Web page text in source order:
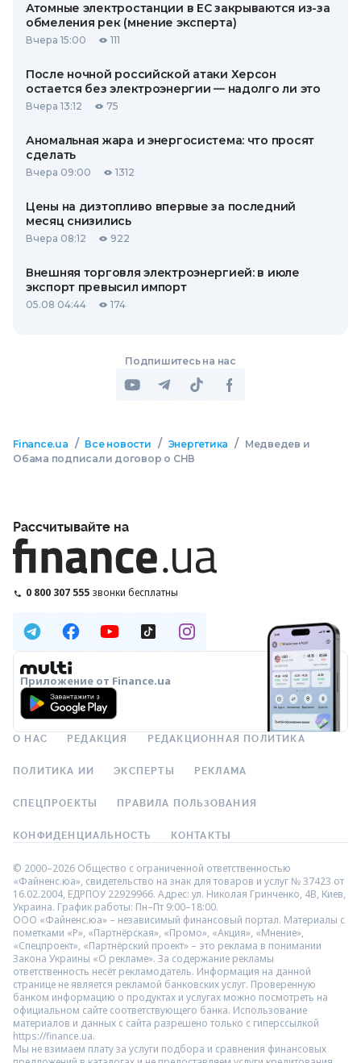
Атомные электростанции в ЕС закрываются из-за
обмеления рек (мнение эксперта)
Вчера 15:00 111
После ночной российской атаки Херсон
остается без электроэнергии — надолго ли это
Вчера 13:12 75
Аномальная жара и энергосистема: что просят
сделать
Вчера 09:00 1312
Цены на дизтопливо впервые за последний
месяц снизились
Вчера 08:12 922
Внешняя торговля электроэнергией: в июле
экспорт превысил импорт
05.08 04:44 174
Подпишитесь на нас
Finance.ua / Все новости / Энергетика /
Медведев и
Обама подписали договор о СНВ
Рассчитывайте на
0 800 307 555 звонки бесплатны
Приложение от Finance.ua
О НАС РЕДАКЦИЯ РЕДАКЦИОННАЯ ПОЛИТИКА
ПОЛИТИКА ИИ ЭКСПЕРТЫ РЕКЛАМА
СПЕЦПРОЕКТЫ ПРАВИЛА ПОЛЬЗОВАНИЯ
КОНФИДЕНЦИАЛЬНОСТЬ КОНТАКТЫ
© 2000–2026 Общество с ограниченной ответственностью
«Файненс.юа», свидетельство на знак для товаров и услуг № 37423 от
16.02.2004, ЕДРПОУ 22929966. Адрес: ул. Николая Гринченко, 4В, Киев,
Украина. График работы: Пн–Пт 9:00–18:00.
ООО «Файненс.юа» – независимый финансовый портал. Материалы с
пометками «Р», «Партнёрская», «Промо», «Акция», «Мнение»,
«Спецпроект», «Партнёрский проект» – это реклама в понимании
Закона Украины «О рекламе». За содержание рекламы
ответственность несёт рекламодатель. Информация на данной
странице не является рекламой банковских услуг. Проверенную
банком информацию о продуктах и услугах можно посмотреть на
официальном сайте соответствующего банка. Использование
материалов и данных с сайта разрешено только с гиперссылкой
https://finance.ua.
Мы не взимаем плату за услуги подбора и сравнения финансовых